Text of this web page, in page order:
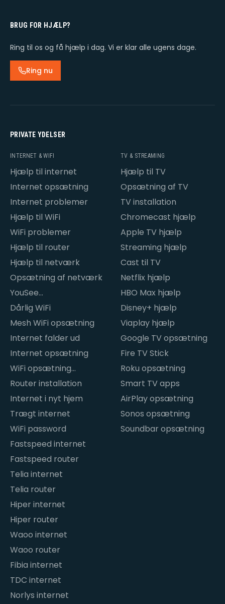
BRUG FOR HJÆLP?
Ring til os og få hjælp i dag. Vi er klar alle ugens dage.
Ring nu
PRIVATE YDELSER
INTERNET & WIFI
Hjælp til internet
Internet opsætning
Internet problemer
Hjælp til WiFi
WiFi problemer
Hjælp til router
Hjælp til netværk
Opsætning af netværk
YouSee
internetproblemer
Dårlig WiFi
Mesh WiFi opsætning
Internet falder ud
Internet opsætning
WiFi opsætning
hjemme
Router installation
Internet i nyt hjem
Trægt internet
WiFi password
Fastspeed internet
Fastspeed router
Telia internet
Telia router
Hiper internet
Hiper router
Waoo internet
Waoo router
Fibia internet
TDC internet
Norlys internet
TV & STREAMING
Hjælp til TV
Opsætning af TV
TV installation
Chromecast hjælp
Apple TV hjælp
Streaming hjælp
Cast til TV
Netflix hjælp
HBO Max hjælp
Disney+ hjælp
Viaplay hjælp
Google TV opsætning
Fire TV Stick
Roku opsætning
Smart TV apps
AirPlay opsætning
Sonos opsætning
Soundbar opsætning